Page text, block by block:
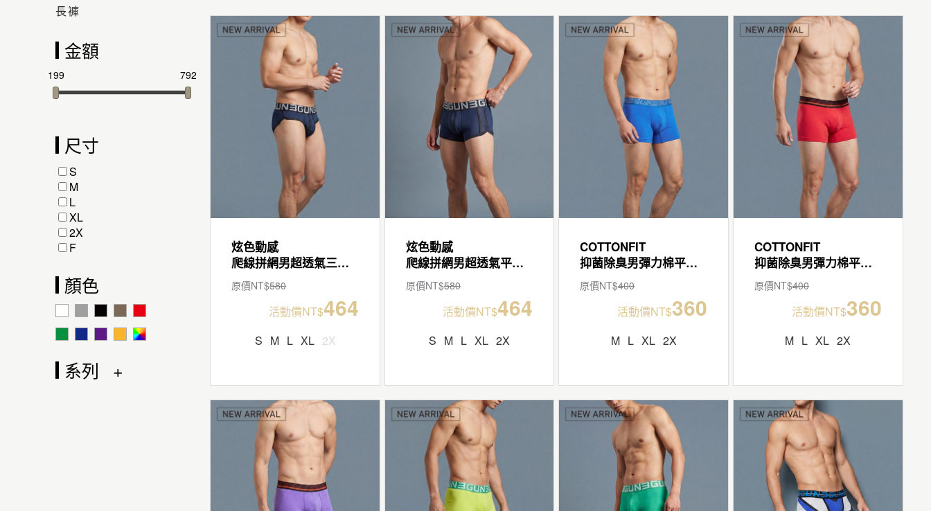
長褲
金額
199 792
尺寸
S
M
L
XL
2X
F
顏色
系列
炫色動感
爬線拼網男超透氣三角褲
原價NT$580
活動價NT$464
S M L XL 2X
炫色動感
爬線拼網男超透氣平口褲
原價NT$580
活動價NT$464
S M L XL 2X
COTTONFIT
抑菌除臭男彈力棉平口褲
原價NT$400
活動價NT$360
M L XL 2X
COTTONFIT
抑菌除臭男彈力棉平口褲
原價NT$400
活動價NT$360
M L XL 2X